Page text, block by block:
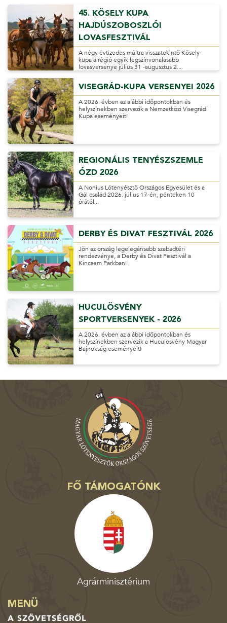
45. KÖSELY KUPA
HAJDÚSZOBOSZLÓI
LOVASFESZTIVÁL
A négy évtizedes múltra visszatekintő Kösely-
kupa a régió egyik legszínvonalasabb
lovasversenye július 31 -augusztus 2....
VISEGRÁD-KUPA VERSENYEI 2026
A 2026. évben az alábbi időpontokban és
helyszínekben szervezik a Nemzetközi Visegrádi
Kupa eseményeit!
REGIONÁLIS TENYÉSZSZEMLE
ÓZD 2026
A Nonius Lótenyésztő Országos Egyesület és a
Gál család 2026. július 17-én, pénteken 10
órától...
DERBY ÉS DIVAT FESZTIVÁL 2026
Jön az ország legelegánsabb szabadtéri
rendezvénye, a Derby és Divat Fesztivál a
Kincsem Parkban!
HUCULÖSVÉNY
SPORTVERSENYEK - 2026
A 2026. évben az alábbi időpontokban és
helyszínekben szervezik a Huculösvény Magyar
Bajnokság eseményeit!
FŐ TÁMOGATÓNK
Agrárminisztérium
MENÜ
A SZÖVETSÉGRŐL